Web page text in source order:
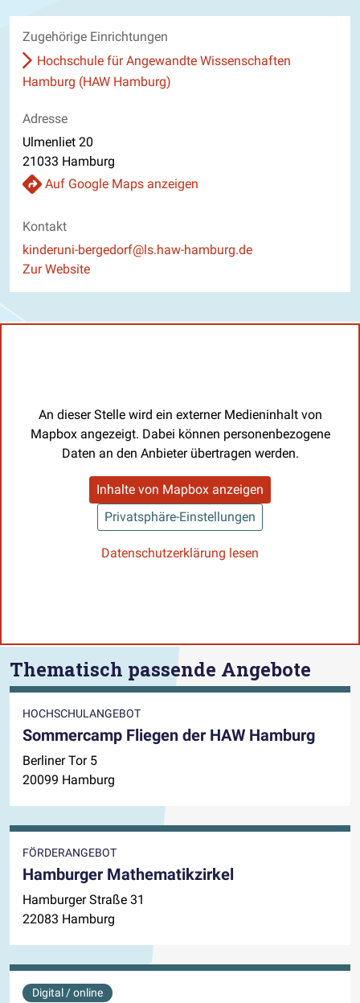
Zugehörige Einrichtungen
Hochschule für Angewandte Wissenschaften
Hamburg (HAW Hamburg)
Adresse
Ulmenliet 20
21033 Hamburg
Auf Google Maps anzeigen
Kontakt
E-Mail
kinderuni-bergedorf@ls.haw-hamburg.de
Website
Zur Website
An dieser Stelle wird ein externer Medieninhalt von
Mapbox angezeigt. Dabei können personenbezogene
Daten an den Anbieter übertragen werden.
Inhalte von Mapbox anzeigen
Privatsphäre-Einstellungen
Datenschutzerklärung lesen
Thematisch passende Angebote
HOCHSCHULANGEBOT
Sommercamp Fliegen der HAW Hamburg
Berliner Tor 5
20099 Hamburg
FÖRDERANGEBOT
Hamburger Mathematikzirkel
Hamburger Straße 31
22083 Hamburg
Digital / online